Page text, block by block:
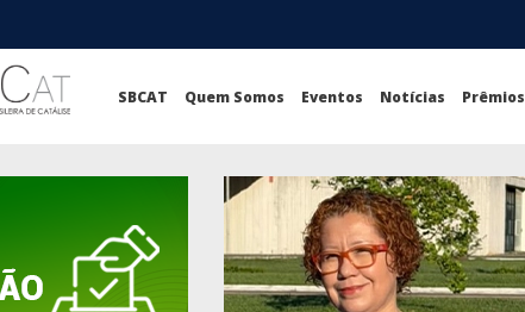
SBCAT Quem Somos Eventos Notícias Prêmios